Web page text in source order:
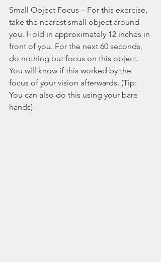
Small Object Focus – For this exercise,
take the nearest small object around
you. Hold in approximately 12 inches in
front of you. For the next 60 seconds,
do nothing but focus on this object.
You will know if this worked by the
focus of your vision afterwards. (Tip:
You can also do this using your bare
hands)